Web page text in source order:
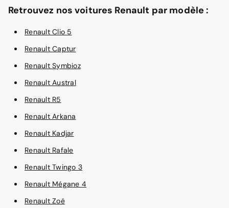
Retrouvez nos voitures Renault par modèle :
Renault Clio 5
Renault Captur
Renault Symbioz
Renault Austral
Renault R5
Renault Arkana
Renault Kadjar
Renault Rafale
Renault Twingo 3
Renault Mégane 4
Renault Zoé